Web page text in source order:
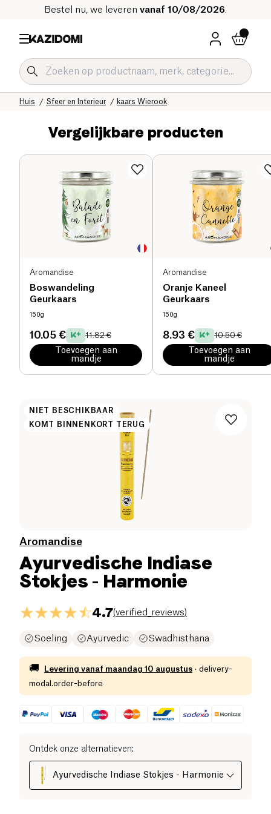
Bestel nu, we leveren vanaf 10/08/2026
kaars Wierook
Sfeer en Interieur
Huis
Onze biologische catalogus
Home
Vergelijkbare producten
Aromandise
Boswandeling
Geurkaars
150g
10.05 € 11.82 €
Toevoegen aan
mandje
Aromandise
Oranje Kaneel
Geurkaars
150g
8.93 € 10.50 €
Toevoegen aan
mandje
NIET BESCHIKBAAR
KOMT BINNENKORT TERUG
Aromandise
Ayurvedische Indiase
Stokjes - Harmonie
4.7(verified_reviews)
Soeling Ayurvedic Swadhisthana
🚚 Levering vanaf maandag 10 augustus · delivery-
modal.order-before
Ontdek onze alternatieven:
Ayurvedische Indiase Stokjes - Harmonie